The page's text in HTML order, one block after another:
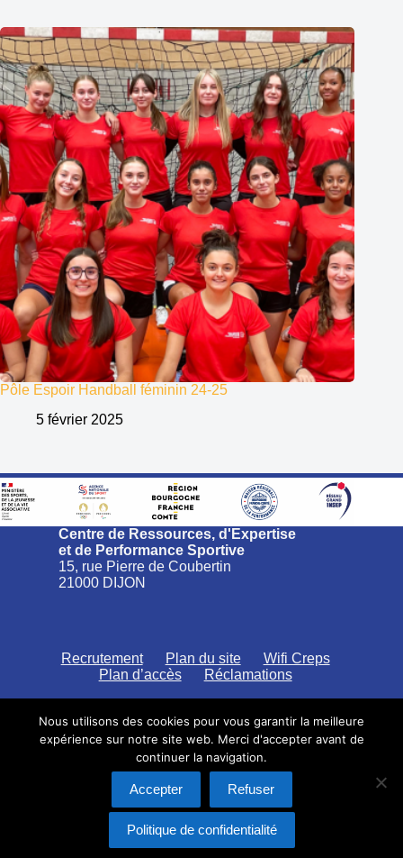
Pôle Espoir Handball féminin 24-25
5 février 2025
Centre de Ressources, d'Expertise
et de Performance Sportive
15, rue Pierre de Coubertin
21000 DIJON
Recrutement Plan du site
Wifi Creps
Plan d’accès
Réclamations
CREPS Bourgogne Franche-Comté
Saisine par voie électronique
Mentions légales
Nous utilisons des cookies pour vous garantir la meilleure
expérience sur notre site web. Merci d'accepter avant de
continuer la navigation.
Accepter Refuser
Politique de confidentialité